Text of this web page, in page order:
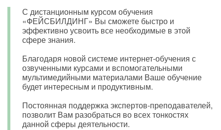
С дистанционным курсом обучения
«ФЕЙСБИЛДИНГ» Вы сможете быстро и
эффективно усвоить все необходимые в этой
сфере знания.
Благодаря новой системе интернет-обучения с
озвученными курсами и вспомогательными
мультимедийными материалами Ваше обучение
будет интересным и продуктивным.
Постоянная поддержка экспертов-преподавателей,
позволит Вам разобраться во всех тонкостях
данной сферы деятельности.